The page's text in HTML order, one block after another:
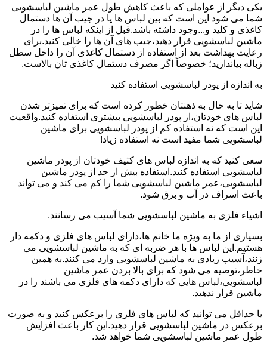
یکی دیگر از عواملی که باعث کاهش طول عمر ماشین لباسشویی
شما می شود این است که بین لباس ها یا در جیب آن ها دستمال
کاغذی و کلید و...وجود داشته باشد.قبل از اینکه لباس ها را در
ماشین لباسشویی قرار دهید،جیب های آن ها را خالی کنید.برای
رعایت بهداشت بعد از استفاده از دستمال کاغذی آن را داخل سطل
زباله بیاندازید؛ خصوصاً اگر مصرف دستمال کاغذی تان بالاست.
به اندازه از پودر لباسشویی استفاده کنید
شاید تا به حال به ذهنتان خطور کرده است که برای تمیزتر شدن
لباس های خودتان،از پودر لباسشویی بیشتری استفاده کنید.واقعیت
این است که نه استفاده کم از پودر لباسشویی برای ماشین
لباسشویی شما مفید است نه استفاده زیاد!
سعی کنید که به اندازه لباس های کثیف خودتان از پودر ماشین
لباسشویی استفاده کنید.استفاده بیش از حد از پودر ماشین
لباسشویی،عمر ماشین لباسشویی شما را کم می کند و می تواند
باعث اسراف در آب و برق شود.
اشیاء فلزی به ماشین لباسشویی شما آسیب می رسانند.
بسیاری از ما به ویژه ما خانم ها،دارای لباس های فلزی و دکمه دار
هستیم.این لباس ها با هر ضربه ای که به ماشین لباسشویی می
زنند،آسیب زیادی به ماشین لباسشویی وارد می کنند.به همین
خاطر،توصیه می شود که برای بالا بردن عمر ماشین
لباسشویی،لباس هایی که دارای دکمه های فلزی می باشند را در
ماشین قرار ندهید.
یا حداقل می توانید که لباس های فلزی را برعکس کنید و به صورت
برعکس در ماشین لباسشویی قرار دهید.این کار باعث افزایش
طول عمر ماشین لباسشویی شما خواهد شد.